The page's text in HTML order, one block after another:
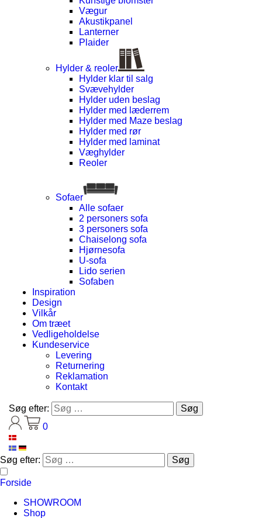
Vægur
Akustikpanel
Lanterner
Plaider
Hylder & reoler
Hylder klar til salg
Svævehylder
Hylder uden beslag
Hylder med læderrem
Hylder med Maze beslag
Hylder med rør
Hylder med laminat
Væghylder
Reoler
Sofaer
Alle sofaer
2 personers sofa
3 personers sofa
Chaiselong sofa
Hjørnesofa
U-sofa
Lido serien
Sofaben
Inspiration
Design
Vilkår
Om træet
Vedligeholdelse
Kundeservice
Levering
Returnering
Reklamation
Kontakt
Søg efter:
0
Søg efter:
Forside
SHOWROOM
Shop